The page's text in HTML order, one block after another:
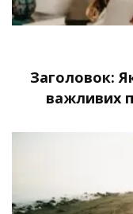
Заголовок:
важливих